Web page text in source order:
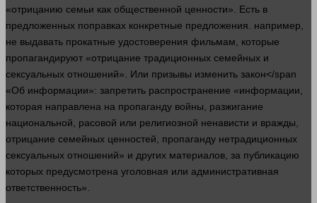
«отрицанию семьи как общественной ценности». Есть в
предложенных поправках конкретные предложения например
не выдавать прокатные удостоверения фильмам, которые
пропагандируют «отрицание традиционных семейных и
сексуальных отношений». Или призывы изменить закон</span
«Об информации»: запретить распространение «информации,
которая направлена на пропаганду войны , разжигание
национальной, расовой или религиозной ненависти и вражды,
отрицание семейных ценностей, пропаганду нетрадиционных
сексуальных отношений» и других материалов, за публикацию
которых предусмотрена уголовная или административная
ответственность».